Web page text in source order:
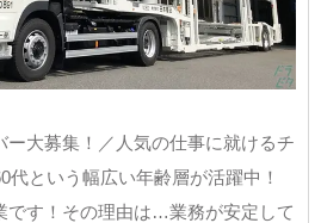
ー大募集！／人気の仕事に就けるチ
代という幅広い年齢層が活躍中！
です！その理由は…業務が安定して